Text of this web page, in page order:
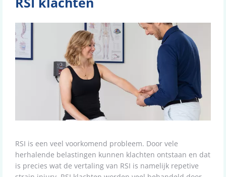
RSI is een veel voorkomend probleem. Door vele
herhalende belastingen kunnen klachten ontstaan en dat
is precies wat de vertaling van RSI is namelijk repetive